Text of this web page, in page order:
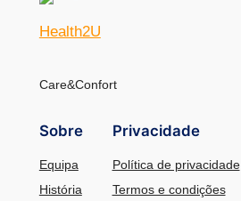
Health2U
Care&Confort
Sobre
Equipa
História
Privacidade
Política de privacidade
Termos e condições